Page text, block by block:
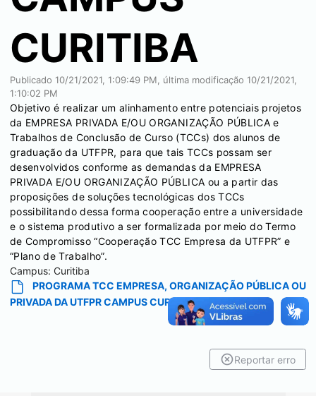
CURITIBA
Publicado 10/21/2021, 1:09:49 PM , última modificação 10/21/2021,
1:10:02 PM
Objetivo é realizar um alinhamento entre potenciais projetos
da EMPRESA PRIVADA E/OU ORGANIZAÇÃO PÚBLICA e
Trabalhos de Conclusão de Curso (TCCs) dos alunos de
graduação da UTFPR, para que tais TCCs possam ser
desenvolvidos conforme as demandas da EMPRESA
PRIVADA E/OU ORGANIZAÇÃO PÚBLICA ou a partir das
proposições de soluções tecnológicas dos TCCs
possibilitando dessa forma cooperação entre a universidade
e o sistema produtivo a ser formalizada por meio do Termo
de Compromisso “Cooperação TCC Empresa da UTFPR” e
“Plano de Trabalho”.
Campus: Curitiba
PROGRAMA TCC EMPRESA, ORGANIZAÇÃO PÚBLICA OU
PRIVADA DA UTFPR CAMPUS CURITIBA
Reportar erro